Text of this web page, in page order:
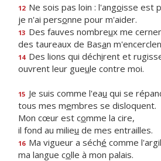
12 Ne sois pas loin : l'angoisse est
je n'ai personne pour m'aider.
13 Des fauves nombreux me
des taureaux de Basan
14 Des lions qui déchirent et
ouvrent leur gueule contre moi.
15 Je suis comme l'eau qui se
tous mes membres se disloquent.
Mon cœur est comme la cire,
il fond au milieu de mes entrailles.
16 Ma vigueur a séché comme
ma langue colle à mon palais.